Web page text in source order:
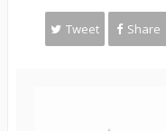
Tweet Share